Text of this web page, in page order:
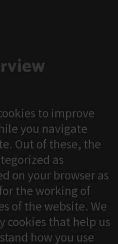
to improve
you navigate
Out of these, the
as
on your browser as
the working of
of the website. We
cookies that help us
how you use